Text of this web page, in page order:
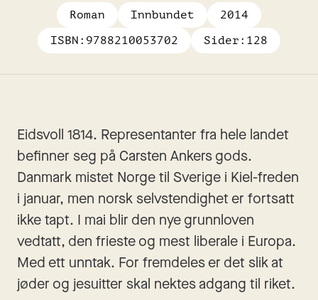
Roman Innbundet
2014
ISBN: 9788210053702 Sider: 128
Eidsvoll 1814. Representanter fra hele landet
befinner seg på Carsten Ankers gods.
Danmark mistet Norge til Sverige i Kiel-freden
i januar, men norsk selvstendighet er fortsatt
ikke tapt. I mai blir den nye grunnloven
vedtatt, den frieste og mest liberale i Europa.
Med ett unntak. For fremdeles er det slik at
jøder og jesuitter skal nektes adgang til riket.